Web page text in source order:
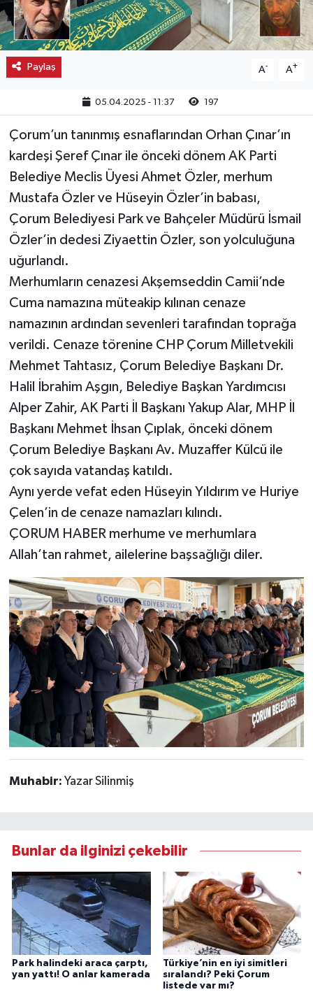
Paylaş A- A+
05.04.2025 - 11:37 197
Çorum’un tanınmış esnaflarından Orhan Çınar’ın
kardeşi Şeref Çınar ile önceki dönem AK Parti
Belediye Meclis Üyesi Ahmet Özler, merhum
Mustafa Özler ve Hüseyin Özler’in babası,
Çorum Belediyesi Park ve Bahçeler Müdürü İsmail
Özler’in dedesi Ziyaettin Özler, son yolculuğuna
uğurlandı.
Merhumların cenazesi Akşemseddin Camii’nde
Cuma namazına müteakip kılınan cenaze
namazının ardından sevenleri tarafından toprağa
verildi. Cenaze törenine CHP Çorum Milletvekili
Mehmet Tahtasız, Çorum Belediye Başkanı Dr.
Halil İbrahim Aşgın, Belediye Başkan Yardımcısı
Alper Zahir, AK Parti İl Başkanı Yakup Alar, MHP İl
Başkanı Mehmet İhsan Çıplak, önceki dönem
Çorum Belediye Başkanı Av. Muzaffer Külcü ile
çok sayıda vatandaş katıldı.
Aynı yerde vefat eden Hüseyin Yıldırım ve Huriye
Çelen’in de cenaze namazları kılındı.
ÇORUM HABER merhume ve merhumlara
Allah’tan rahmet, ailelerine başsağlığı diler.
Muhabir: Yazar Silinmiş
Bunlar da ilginizi çekebilir
Park halindeki araca çarptı,
yan yattı! O anlar kamerada
Türkiye’nin en iyi simitleri
sıralandı? Peki Çorum
listede var mı?
Kargı
Laçin
Mecitözü
Oğuzlar
Osmancık
Sungurlu
Uğurludağ
Sağlık